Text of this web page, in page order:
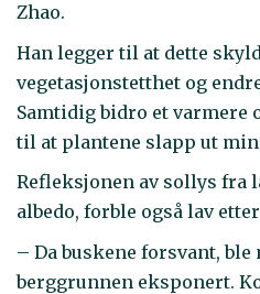
Zhao.
Han legger til at dette
vegetasjonstetthet og
Samtidig bidro et
til at plantene slapp ut
Refleksjonen av sollys fra
albedo, forble også lav
– Da buskene forsvant, ble
berggrunnen eksponert.